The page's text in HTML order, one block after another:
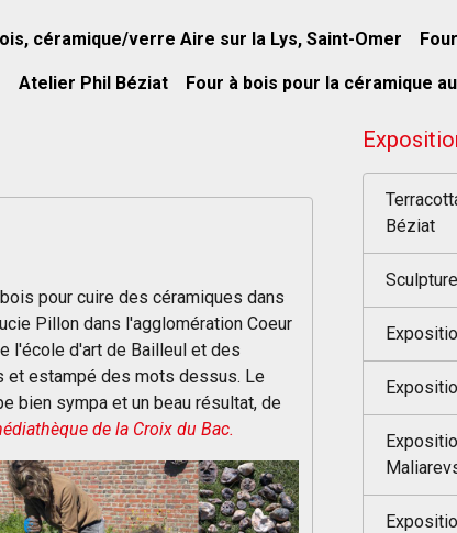
céramique/verre Aire sur la Lys, Saint-Omer
Atelier Phil Béziat Four à bois pour la céramique
boispour cuire des céramiquesdans
Pillondans l'agglomération Coeur
l'école d'art de Bailleul et des
et estampé des mots dessus. Le
bien sympa et un beau résultat, de
de la Croix du Bac.
Béziat